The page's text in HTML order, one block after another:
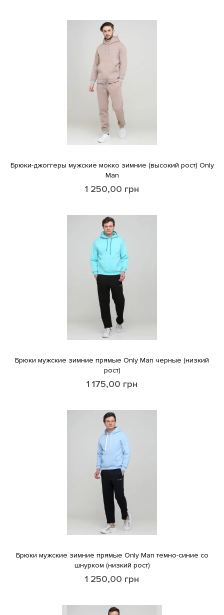
Брюки-джоггеры мужские мокко зимние (высокий рост) Only
Man
1 250,00 грн
Брюки мужские зимние прямые Only Man черные (низкий
рост)
1 175,00 грн
Брюки мужские зимние прямые Only Man темно-синие со
шнурком (низкий рост)
1 250,00 грн